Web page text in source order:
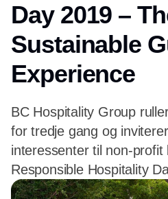
Day 2019 –
Sustainable
Experience
BC Hospitality Group
for tredje gang og
interessenter til non-profit
Responsible Hospitality